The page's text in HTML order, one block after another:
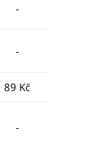
-
-
89 Kč
-